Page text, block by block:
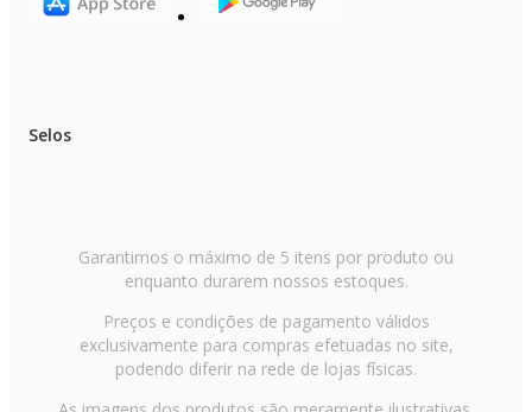
Selos
Garantimos o máximo de 5 itens por produto ou
enquanto durarem nossos estoques.
Preços e condições de pagamento válidos
exclusivamente para compras efetuadas no site,
podendo diferir na rede de lojas físicas.